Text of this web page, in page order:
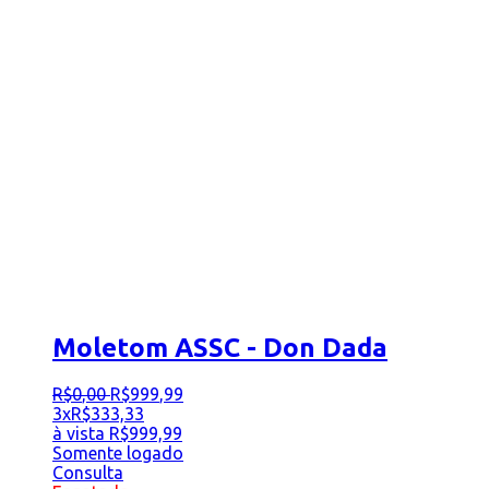
Moletom ASSC - Don Dada
R$0,00 R$999,99
3xR$333,33
à vista R$999,99
Somente logado
Consulta